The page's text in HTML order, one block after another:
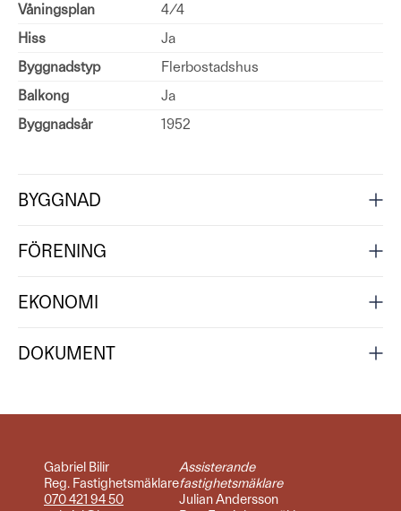
Våningsplan
4/4
Hiss
Ja
Byggnadstyp
Flerbostadshus
Balkong
Ja
Byggnadsår
1952
BYGGNAD
FÖRENING
EKONOMI
DOKUMENT
Gabriel Bilir
Reg. Fastighetsmäklare
070 421 94 50
Assisterande
fastighetsmäklare
Julian Andersson